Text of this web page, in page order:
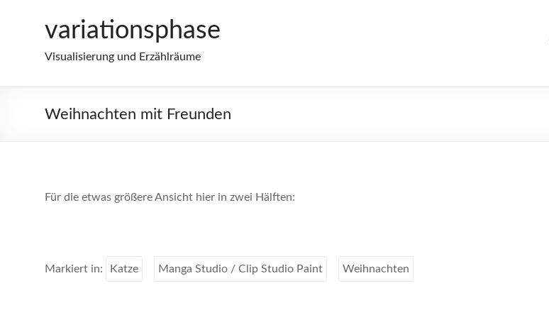
variationsphase
Visualisierung und Erzählräume
Weihnachten mit Freunden
Für die etwas größere Ansicht hier in zwei Hälften:
Markiert in: Katze Manga Studio / Clip Studio Paint Weihnachten